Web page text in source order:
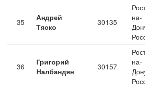
35
Андрей
Тяско
30135
на-
36
Григорий
Налбандян
30157
на-